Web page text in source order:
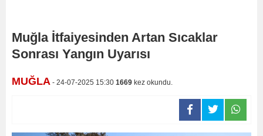
Muğla İtfaiyesinden Artan Sıcaklar
Sonrası Yangın Uyarısı
MUĞLA - 24-07-2025 15:30 1669 kez okundu.